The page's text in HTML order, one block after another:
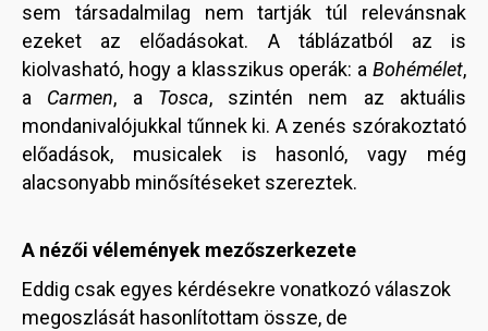
sem társadalmilag nem tartják túl relevánsnak
ezeket az előadásokat. A táblázatból az is
kiolvasható, hogy a klasszikus operák: a Bohémélet,
a Carmen, a Tosca, szintén nem az aktuális
mondanivalójukkal tűnnek ki. A zenés szórakoztató
előadások, musicalek is hasonló, vagy még
alacsonyabb minősítéseket szereztek.
A nézői vélemények mezőszerkezete
Eddig csak egyes kérdésekre vonatkozó válaszok
megoszlását hasonlítottam össze, de